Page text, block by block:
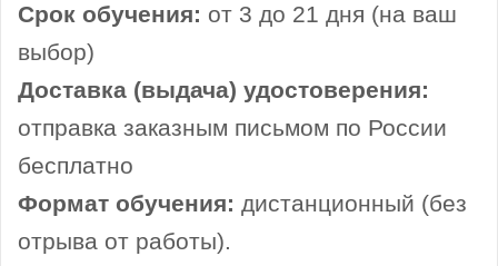
Срок обучения: от 3 до 21 дня (на ваш
выбор)
Доставка (выдача) удостоверения:
отправка заказным письмом по России
бесплатно
Формат обучения: дистанционный (без
отрыва от работы).